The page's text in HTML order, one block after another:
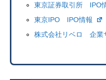
東京証券取引所 IPO
東京IPO IPO情報
株式会社リベロ 企業